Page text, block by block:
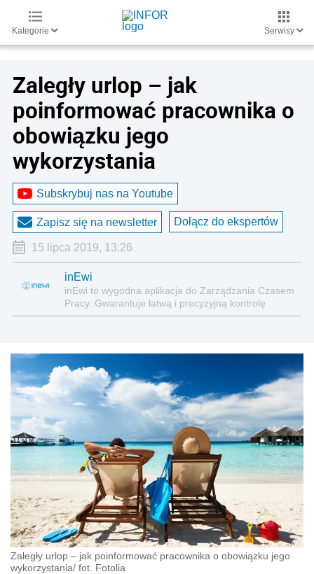
Kategorie Serwisy
Zaległy urlop – jak
poinformować pracownika o
obowiązku jego
wykorzystania
Subskrybuj nas na Youtube
Zapisz się na newsletter Dołącz do ekspertów
15 lipca 2019, 13:26
inEwi
inEwi to wygodna aplikacja do Zarządzania Czasem
Pracy. Gwarantuje łatwą i precyzyjną kontrolę
wszelkich aspektów ewidencji czasu pracy Twojego
Zaległy urlop – jak poinformować pracownika o obowiązku jego
wykorzystania/ fot. Fotolia